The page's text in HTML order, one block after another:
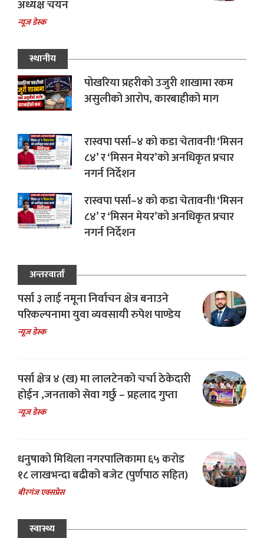
अध्यक्ष चयन
न्यूज डेस्क
स्थानीय
पोखरिया प्रहरीको उजुरी शाखामा रकम
असुलीको आरोप, कारबाहीको माग
रास्वपा पर्सा–४ को कडा चेतावनी! ‘मिसन
८४’ र ‘मिसन मेयर’को अनधिकृत प्रचार
नगर्न निर्देशन
रास्वपा पर्सा–४ को कडा चेतावनी! ‘मिसन
८४’ र ‘मिसन मेयर’को अनधिकृत प्रचार
नगर्न निर्देशन
अन्तरवार्ता
पर्सा ३ लाई नमूना निर्वाचन क्षेत्र बनाउने
परिकल्पनामा युवा व्यवसायी रुपेश पाण्डेय
न्यूज डेस्क
पर्सा क्षेत्र ४ (ख) मा लालटेनको चर्चा ठेकेदारी
होईन ,जनताको सेवा गर्छु – प्रहलाद गुप्ता
न्यूज डेस्क
धनुषाको मिथिला नगरपालिकामा ६५ करोड
१८ लाखभन्दा बढीको बजेट (पुर्णपाठ सहित)
बीरगंज एक्सप्रेस
स्वास्थ्य